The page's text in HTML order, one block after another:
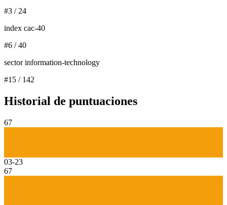
#3 / 24
index cac-40
#6 /40
sector information-technology
#15 / 142
Historial de puntuaciones
67
03-23
67